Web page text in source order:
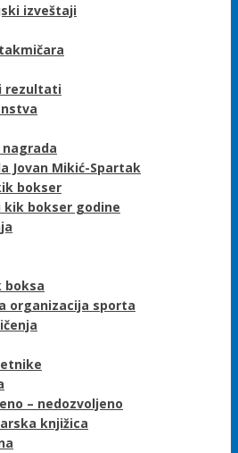
izveštaji
rezultati
Jovan Mikić-Spartak
bokser
kik bokser godine
boksa
organizacija sporta
– nedozvoljeno
knjižica